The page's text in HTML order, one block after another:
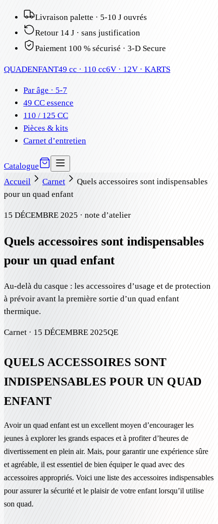
Livraison palette · 5-10 J ouvrés
Retour 14 J · sans justification
Paiement 100 % sécurisé · 3-D Secure
QUADENFANT49 cc · 110 cc6V · 12V · KARTS
Par âge · 5-7
49 CC essence
110 / 125 CC
Pièces & kits
Carnet d’entretien
Catalogue
Accueil
Carnet
Quels accessoires sont indispensables
pour un quad enfant
15 DÉCEMBRE 2025 · note d’atelier
Quels accessoires sont indispensables
pour un quad enfant
Au-delà du casque : les accessoires d’usage et de protection
à prévoir avant la première sortie d’un quad enfant
thermique.
Carnet · 15 DÉCEMBRE 2025QE
QUELS ACCESSOIRES SONT
INDISPENSABLES POUR UN QUAD
ENFANT
Avoir un quad enfant est un excellent moyen d’encourager les
jeunes à explorer les grands espaces et à profiter d’heures de
divertissement en plein air. Mais, pour garantir une expérience sûre
et agréable, il est essentiel de bien équiper le quad avec des
accessoires appropriés. Voici une liste des accessoires indispensables
pour assurer la sécurité et le plaisir de votre enfant lorsqu’il utilise
son quad.